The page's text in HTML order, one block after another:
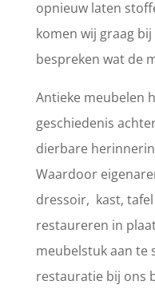
opnieuw laten
komen wij graag
bespreken wat de
Antieke meubelen
geschiedenis
dierbare
Waardoor
dressoir, kast,
restaureren in
meubelstuk aan te
restauratie bij ons